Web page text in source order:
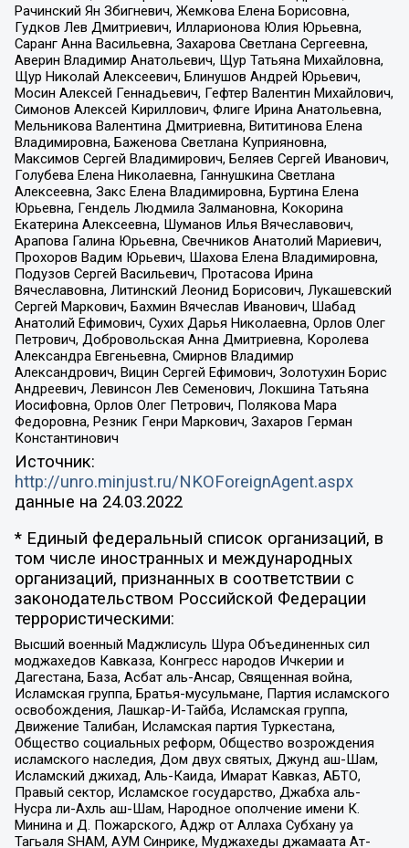
Рачинский Ян Збигневич, Жемкова Елена Борисовна,
Гудков Лев Дмитриевич, Илларионова Юлия Юрьевна,
Саранг Анна Васильевна, Захарова Светлана Сергеевна,
Аверин Владимир Анатольевич, Щур Татьяна Михайловна,
Щур Николай Алексеевич, Блинушов Андрей Юрьевич,
Мосин Алексей Геннадьевич, Гефтер Валентин Михайлович,
Симонов Алексей Кириллович, Флиге Ирина Анатольевна,
Мельникова Валентина Дмитриевна, Вититинова Елена
Владимировна, Баженова Светлана Куприяновна,
Максимов Сергей Владимирович, Беляев Сергей Иванович,
Голубева Елена Николаевна, Ганнушкина Светлана
Алексеевна, Закс Елена Владимировна, Буртина Елена
Юрьевна, Гендель Людмила Залмановна, Кокорина
Екатерина Алексеевна, Шуманов Илья Вячеславович,
Арапова Галина Юрьевна, Свечников Анатолий Мариевич,
Прохоров Вадим Юрьевич, Шахова Елена Владимировна,
Подузов Сергей Васильевич, Протасова Ирина
Вячеславовна, Литинский Леонид Борисович, Лукашевский
Сергей Маркович, Бахмин Вячеслав Иванович, Шабад
Анатолий Ефимович, Сухих Дарья Николаевна, Орлов Олег
Петрович, Добровольская Анна Дмитриевна, Королева
Александра Евгеньевна, Смирнов Владимир
Александрович, Вицин Сергей Ефимович, Золотухин Борис
Андреевич, Левинсон Лев Семенович, Локшина Татьяна
Иосифовна, Орлов Олег Петрович, Полякова Мара
Федоровна, Резник Генри Маркович, Захаров Герман
Константинович
Источник:
http://unro.minjust.ru/NKOForeignAgent.aspx
данные на 24.03.2022
* Единый федеральный список организаций, в
том числе иностранных и международных
организаций, признанных в соответствии с
законодательством Российской Федерации
террористическими:
Высший военный Маджлисуль Шура Объединенных сил
моджахедов Кавказа, Конгресс народов Ичкерии и
Дагестана, База, Асбат аль-Ансар, Священная война,
Исламская группа, Братья-мусульмане, Партия исламского
освобождения, Лашкар-И-Тайба, Исламская группа,
Движение Талибан, Исламская партия Туркестана,
Общество социальных реформ, Общество возрождения
исламского наследия, Дом двух святых, Джунд аш-Шам,
Исламский джихад, Аль-Каида, Имарат Кавказ, АБТО,
Правый сектор, Исламское государство, Джабха аль-
Нусра ли-Ахль аш-Шам, Народное ополчение имени К.
Минина и Д. Пожарского, Аджр от Аллаха Субхану уа
Тагьаля SHAM, АУМ Синрике, Муджахеды джамаата Ат-